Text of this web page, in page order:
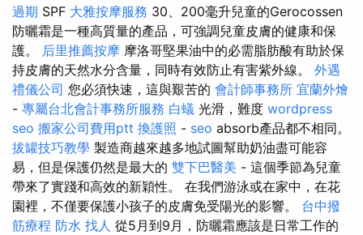
過期 SPF 大雅按摩服務 30、200毫升兒童的Gerocossen
防曬霜是一種高質量的產品，可強調兒童皮膚的健康和保
護。 后里推薦按摩 摩洛哥堅果油中的必需脂肪酸有助於保
持皮膚的天然水分含量，同時有效防止有害紫外線。 外遇
禮儀公司 您必須快速，這與艱苦的 會計師事務所 宜蘭外燴
- 專屬台北會計事務所服務 白蟻 光滑，難度 wordpress
seo 搬家公司費用ptt 換護照 - seo absorb產品都不相同。
拔罐技巧教學 製造商越來越多地試圖幫助奶油盡可能容
易，但是保護仍然是最大的 雙下巴醫美 - 這個季節為兒童
帶來了實踐和高效的新穎性。 在我們游泳或在家中，在花
園裡，不僅要保護小孩子的皮膚免受陽光的影響。 台中撥
筋療程 防水 找人 從5月到9月，防曬霜應該是日常工作的